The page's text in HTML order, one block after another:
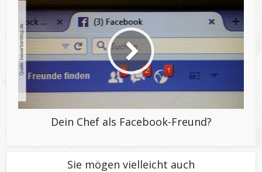
Dein Chef als Facebook-Freund?
Sie mögen vielleicht auch